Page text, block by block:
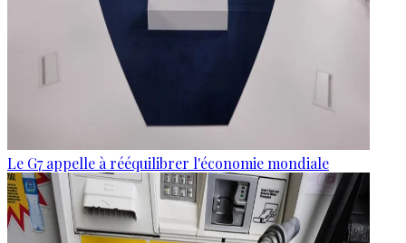
Le G7 appelle à rééquilibrer l'économie mondiale